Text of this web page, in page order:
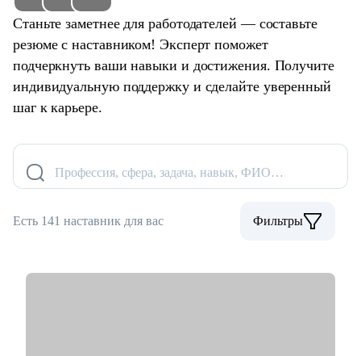
Станьте заметнее для работодателей — составьте
резюме с наставником! Эксперт поможет
подчеркнуть ваши навыки и достижения. Получите
индивидуальную поддержку и сделайте уверенный
шаг к карьере.
Профессия, сфера, задача, навык, ФИО…
Есть 141 наставник для вас Фильтры